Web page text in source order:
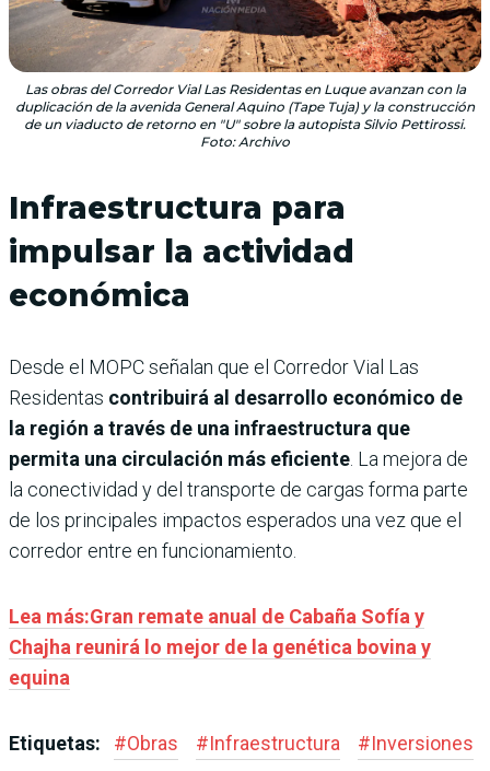
Las obras del Corredor Vial Las Residentas en Luque avanzan con la
duplicación de la avenida General Aquino (Tape Tuja) y la construcción
de un viaducto de retorno en "U" sobre la autopista Silvio Pettirossi.
Foto: Archivo
Infraestructura para
impulsar la actividad
económica
Desde el MOPC señalan que el Corredor Vial Las
Residentas contribuirá al desarrollo económico de
la región a través de una infraestructura que
permita una circulación más eficiente . La mejora de
la conectividad y del transporte de cargas forma parte
de los principales impactos esperados una vez que el
corredor entre en funcionamiento.
Lea más:Gran remate anual de Cabaña Sofía y
Chajha reunirá lo mejor de la genética bovina y
equina
Etiquetas: #Obras #Infraestructura #Inversiones